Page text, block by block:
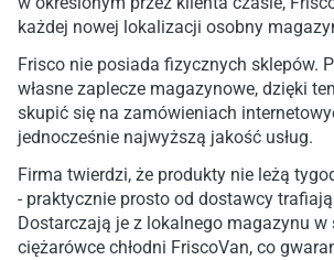
każdej nowej lokalizacji osobny
Frisco nie posiada fizycznych sklepów.
własne zaplecze magazynowe, dzięki
skupić się na zamówieniach
jednocześnie najwyższą jakość usług.
Firma twierdzi, że produkty nie leżą
- praktycznie prosto od dostawcy
Dostarczają je z lokalnego magazynu w
ciężarówce chłodni FriscoVan, co